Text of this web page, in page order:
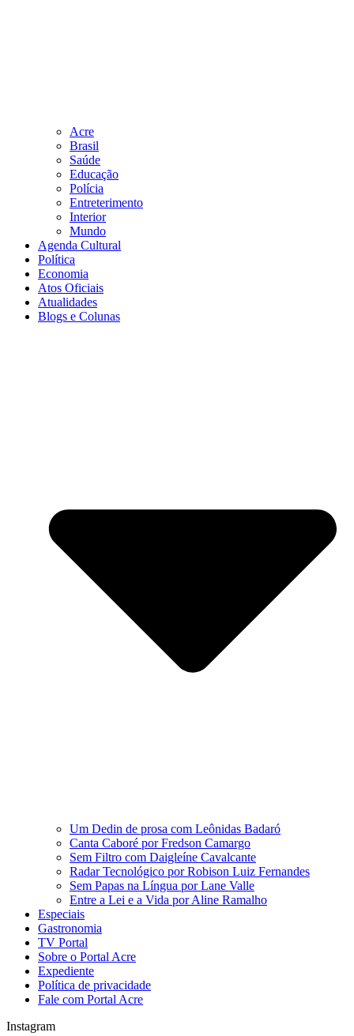
Acre
Brasil
Saúde
Educação
Polícia
Entreterimento
Interior
Mundo
Agenda Cultural
Política
Economia
Atos Oficiais
Atualidades
Blogs e Colunas
Um Dedin de prosa com Leônidas Badaró
Canta Caboré por Fredson Camargo
Sem Filtro com Daigleíne Cavalcante
Radar Tecnológico por Robison Luiz Fernandes
Sem Papas na Língua por Lane Valle
Entre a Lei e a Vida por Aline Ramalho
Especiais
Gastronomia
TV Portal
Sobre o Portal Acre
Expediente
Política de privacidade
Fale com Portal Acre
Instagram